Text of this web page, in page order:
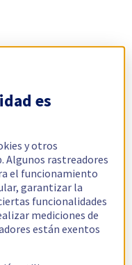
es
y otros
Algunos rastreadores
el funcionamiento
garantizar la
funcionalidades
mediciones de
están exentos